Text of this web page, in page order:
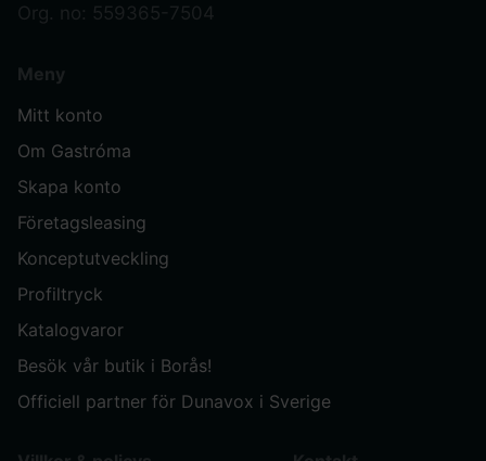
Org. no: 559365-7504
Meny
Mitt konto
Om Gastróma
Skapa konto
Företagsleasing
Konceptutveckling
Profiltryck
Katalogvaror
Besök vår butik i Borås!
Officiell partner för Dunavox i Sverige